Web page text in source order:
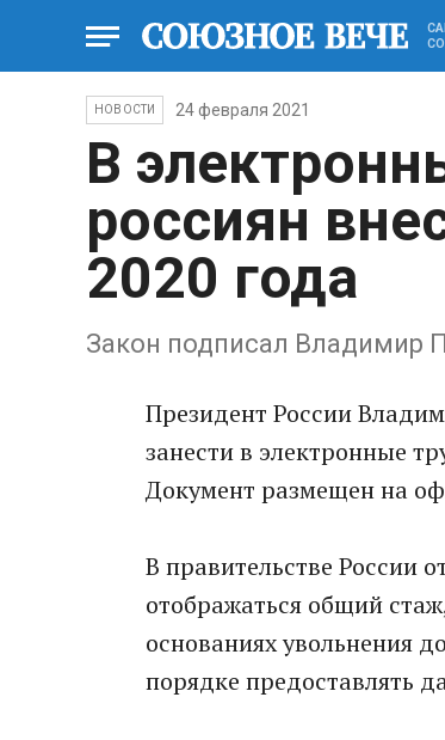
НОВОСТИ 24 февраля 2021
В
россиян
2020 года
Закон подписал Владимир
Президент России
занести в электронные
Документ размещен на
В правительстве России
отображаться общий
основаниях увольнения
порядке предоставлять